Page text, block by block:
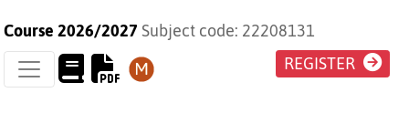
Course 2026/2027 Subject code: 22208131
REGISTER